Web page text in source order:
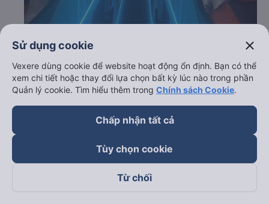
c. Lộ trình, giờ khởi hành và giờ kết thúc của xe khách
Giờ xuất phát ở Hóc Môn - Sài Gòn: 18:00
Thời gian chạy từ Hóc Môn - Sài Gòn đi Quy Nhơn -
Sử dụng cookie close
Vexere dùng cookie để website hoạt động ổn định. Bạn có thể
xem chi tiết hoặc thay đổi lựa chọn bất kỳ lúc nào trong phần
Quản lý cookie. Tìm hiểu thêm trong Chính sách Cookie.
Chấp nhận tất cả
Tùy chọn cookie
Từ chối